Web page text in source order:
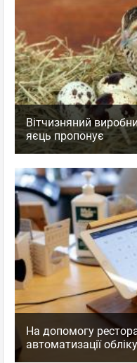
Вітчизняний
яєць пропонує
На допомогу
автоматизації